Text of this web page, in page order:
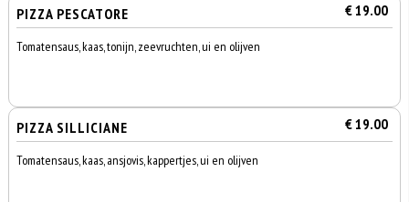
PIZZA PESCATORE € 19.00
Tomatensaus, kaas, tonijn, zeevruchten, ui en olijven
PIZZA SILLICIANE € 19.00
Tomatensaus, kaas, ansjovis, kappertjes, ui en olijven